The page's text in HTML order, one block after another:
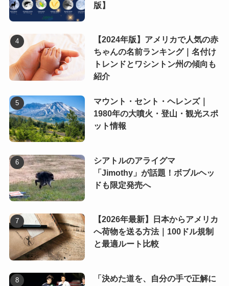
版】
【2024年版】アメリカで人気の赤
ちゃんの名前ランキング｜名付け
トレンドとワシントン州の傾向も
紹介
マウント・セント・ヘレンズ｜
1980年の大噴火・登山・観光スポ
ット情報
シアトルのアライグマ
「Jimothy」が話題！ボブルヘッ
ドも限定発売へ
【2026年最新】日本からアメリカ
へ荷物を送る方法｜100ドル規制
と最適ルート比較
「決めた道を、自分の手で正解に